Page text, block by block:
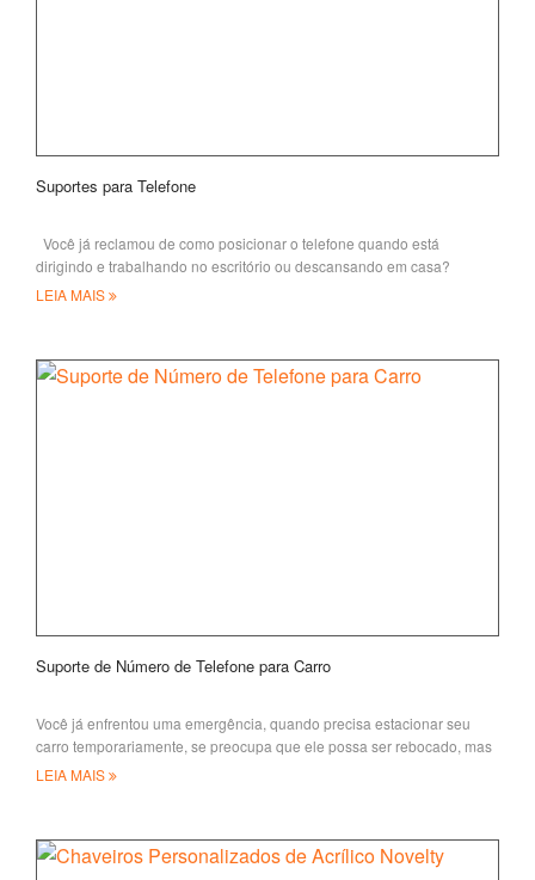
Suportes para Telefone
Você já reclamou de como posicionar o telefone quando está
dirigindo e trabalhando no escritório ou descansando em casa?
Telefone celular
LEIA MAIS
Suporte de Número de Telefone para Carro
Você já enfrentou uma emergência, quando precisa estacionar seu
carro temporariamente, se preocupa que ele possa ser rebocado, mas
não consegue encontrar um
LEIA MAIS